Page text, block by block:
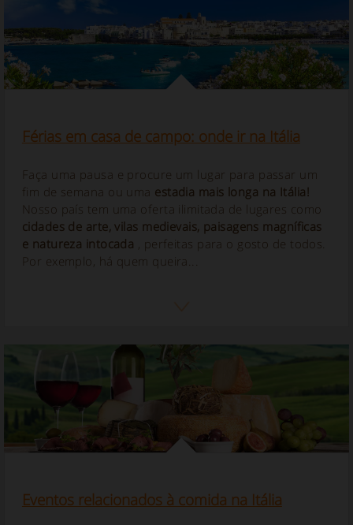
Férias em casa de campo: onde ir na Itália
Faça uma pausa e procure um lugar para passar um
fim de semana ou uma estadia mais longa na Itália!
Nosso país tem uma oferta ilimitada de lugares como
cidades de arte, vilas medievais, paisagens magníficas
e natureza intocada , perfeitas para o gosto de todos.
Por exemplo, há quem queira...
Eventos relacionados à comida na Itália